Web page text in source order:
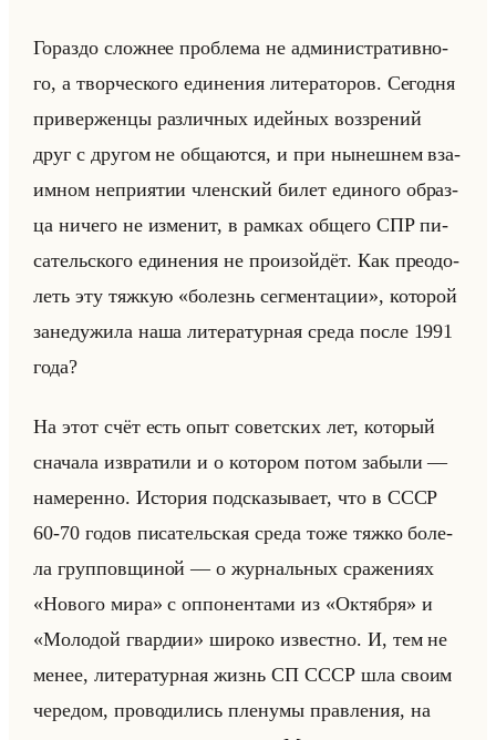
Го­раз­до слож­нее про­бле­ма не ад­ми­ни­стра­тив­но­
го, а твор­че­ско­го еди­не­ния ли­те­ра­то­ров. Се­год­ня
при­вер­жен­цы раз­лич­ных идейных воз­зре­ний
друг с дру­гом не об­ща­ют­ся, и при ны­неш­нем вза­
им­ном непри­ятии член­ский билет еди­но­го об­раз­
ца ни­че­го не из­ме­нит, в рам­ках об­ще­го СПР пи­
са­тельско­го еди­не­ния не про­изойдёт. Как пре­одо­
леть эту тяж­кую «болезнь сегментации», ко­то­рой
за­не­ду­жи­ла наша ли­те­ра­тур­ная среда после 1991
года?
На этот счёт есть опыт со­вет­ских лет, ко­то­рый
сна­ча­ла из­вра­ти­ли и о ко­то­ром потом за­бы­ли —
на­ме­рен­но. Ис­то­рия под­ска­зы­ва­ет, что в СССР
60-70 годов пи­са­тельская среда тоже тяжко бо­ле­
ла груп­пов­щи­ной — о жур­нальных сра­же­ни­ях
«Нового мира» с оп­по­нен­та­ми из «Октября» и
«Молодой гвардии» ши­ро­ко из­вест­но. И, тем не
менее, ли­те­ра­тур­ная жизнь СП СССР шла своим
че­ре­дом, про­во­ди­лись пле­ну­мы прав­ле­ния, на